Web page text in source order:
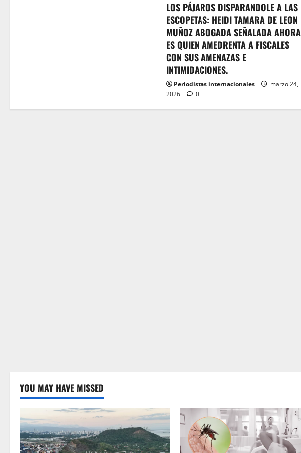
LOS PÁJAROS DISPARANDOLE A LAS
ESCOPETAS: HEIDI TAMARA DE LEON
MUÑOZ ABOGADA SEÑALADA AHORA
ES QUIEN AMEDRENTA A FISCALES
CON SUS AMENAZAS E
INTIMIDACIONES.
Periodistas internacionales
marzo 24,
2026
0
YOU MAY HAVE MISSED